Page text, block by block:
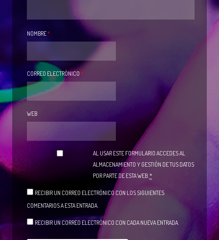
NOMBRE*
CORREO ELECTRÓNICO *
WEB
AL USAR ESTE FORMULARIO ACCEDES AL
ALMACENAMIENTO Y GESTIÓN DE TUS DATOS
POR PARTE DE ESTA WEB.*
RECIBIR UN CORREO ELECTRÓNICO CON LOS SIGUIENTES
COMENTARIOS A ESTA ENTRADA.
RECIBIR UN CORREO ELECTRÓNICO CON CADA NUEVA ENTRADA.